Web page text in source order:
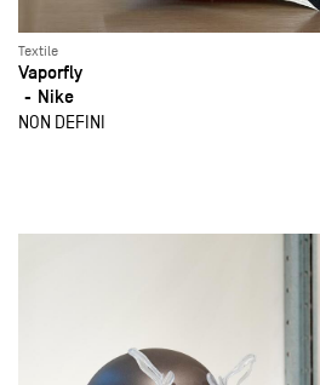
Textile
Vaporfly
Nike
NON DEFINI